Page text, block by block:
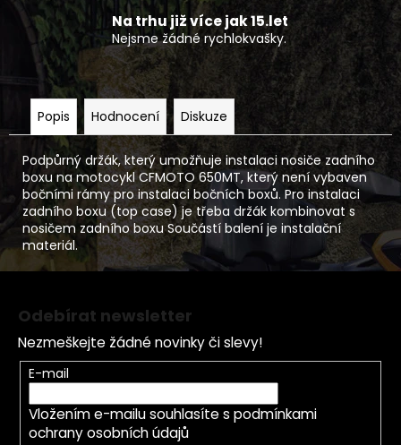
Na trhu již více jak 15.let
Nejsme žádné rychlokvašky.
Popis Hodnocení Diskuze
Podpůrný držák, který umožňuje instalaci nosiče zadního
boxu na motocykl CFMOTO 650MT, který není vybaven
bočními rámy pro instalaci bočních boxů. Pro instalaci
zadního boxu (top case) je třeba držák kombinovat s
nosičem zadního boxu Součástí balení je instalační
materiál.
Odebírat newsletter
Nezmeškejte žádné novinky či slevy!
E-mail
Vložením e-mailu souhlasíte s podmínkami
ochrany osobních údajů